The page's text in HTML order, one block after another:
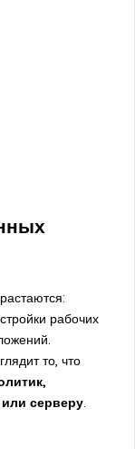
рабочих
то, что
серверу.